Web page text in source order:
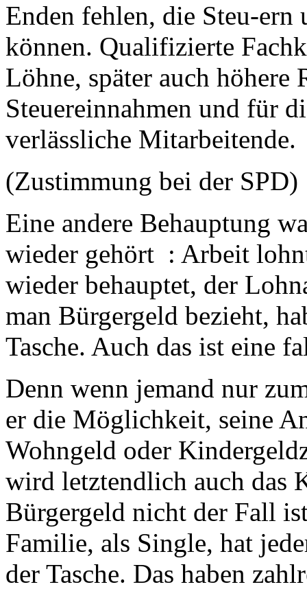
Enden fehlen, die Steu-ern
können. Qualifizierte
Löhne, später auch höhere
Steuereinnahmen und für
verlässliche Mitarbeitende.
(Zustimmung bei der SPD)
Eine andere Behauptung
wieder gehört : Arbeit
wieder behauptet, der
man Bürgergeld bezieht,
Tasche. Auch das ist eine
Denn wenn jemand nur
er die Möglichkeit, seine
Wohngeld oder
wird letztendlich auch das
Bürgergeld nicht der Fall
Familie, als Single, hat
der Tasche. Das haben